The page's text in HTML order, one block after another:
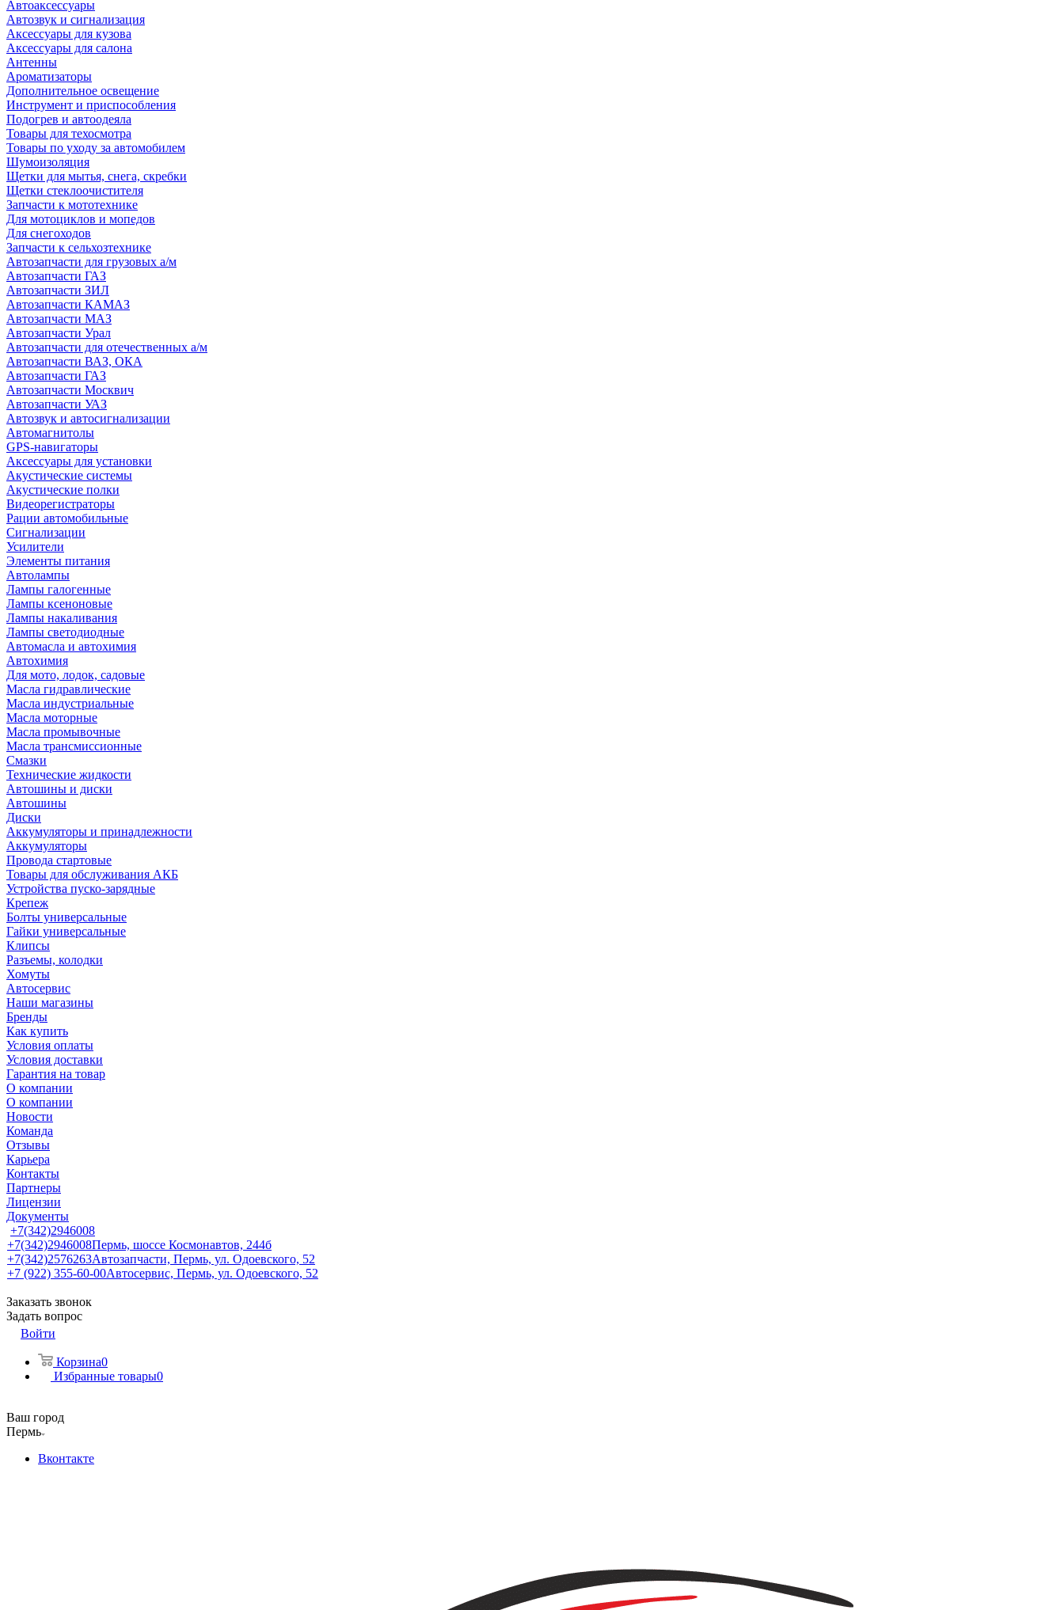
Автоаксессуары
Автозвук и сигнализация
Аксессуары для кузова
Аксессуары для салона
Антенны
Ароматизаторы
Дополнительное освещение
Инструмент и приспособления
Подогрев и автоодеяла
Товары для техосмотра
Товары по уходу за автомобилем
Шумоизоляция
Щетки для мытья, снега, скребки
Щетки стеклоочистителя
Запчасти к мототехнике
Для мотоциклов и мопедов
Для снегоходов
Запчасти к сельхозтехнике
Автозапчасти для грузовых а/м
Автозапчасти ГАЗ
Автозапчасти ЗИЛ
Автозапчасти КАМАЗ
Автозапчасти МАЗ
Автозапчасти Урал
Автозапчасти для отечественных а/м
Автозапчасти ВАЗ, ОКА
Автозапчасти ГАЗ
Автозапчасти Москвич
Автозапчасти УАЗ
Автозвук и автосигнализации
Автомагнитолы
GPS-навигаторы
Аксессуары для установки
Акустические системы
Акустические полки
Видеорегистраторы
Рации автомобильные
Сигнализации
Усилители
Элементы питания
Автолампы
Лампы галогенные
Лампы ксеноновые
Лампы накаливания
Лампы светодиодные
Автомасла и автохимия
Автохимия
Для мото, лодок, садовые
Масла гидравлические
Масла индустриальные
Масла моторные
Масла промывочные
Масла трансмиссионные
Смазки
Технические жидкости
Автошины и диски
Автошины
Диски
Аккумуляторы и принадлежности
Аккумуляторы
Провода стартовые
Товары для обслуживания АКБ
Устройства пуско-зарядные
Крепеж
Болты универсальные
Гайки универсальные
Клипсы
Разъемы, колодки
Хомуты
Автосервис
Наши магазины
Бренды
Как купить
Условия оплаты
Условия доставки
Гарантия на товар
О компании
О компании
Новости
Команда
Отзывы
Карьера
Контакты
Партнеры
Лицензии
Документы
+7(342)2946008
+7(342)2946008Пермь, шоссе Космонавтов, 244б
+7(342)2576263Автозапчасти, Пермь, ул. Одоевского, 52
+7 (922) 355-60-00Автосервис, Пермь, ул. Одоевского, 52
Заказать звонок
Задать вопрос
Войти
Корзина0
Избранные товары0
Ваш город
Пермь
Вконтакте